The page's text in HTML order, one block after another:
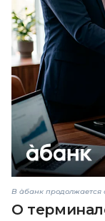
В àбанк
О